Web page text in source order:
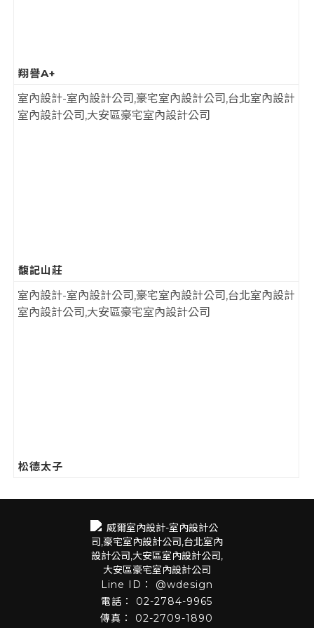
翔譽A+
馥記山莊
松德太子
@wdesign
02-2784-9965
02-2709-1890